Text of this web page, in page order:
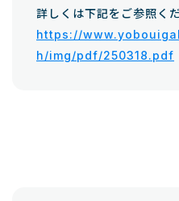
詳しくは下記をご参照くだ
https://
h/img/pdf/250318.pdf